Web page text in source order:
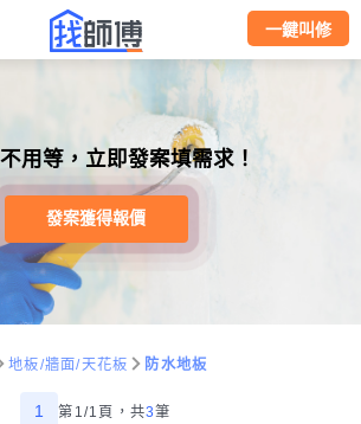
一鍵叫修
用等，立即發案填需求！
發案獲得報價
地板/牆面/天花板 防水地板
1 第1/1頁， 共3筆